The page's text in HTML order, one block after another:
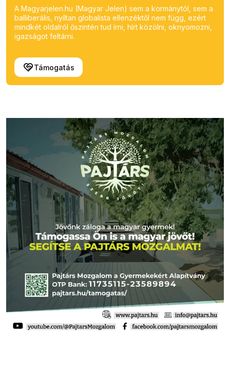
A Magyarjelen.hu (Magyar Jelen) sem a kormánytól, sem a
balliberális, nyíltan globalista ellenzéktől nem függ, ezért
mindkét oldalról őszintén tud írni, hírt közölni, oknyomozni,
igazságot feltárni.
Támogatás